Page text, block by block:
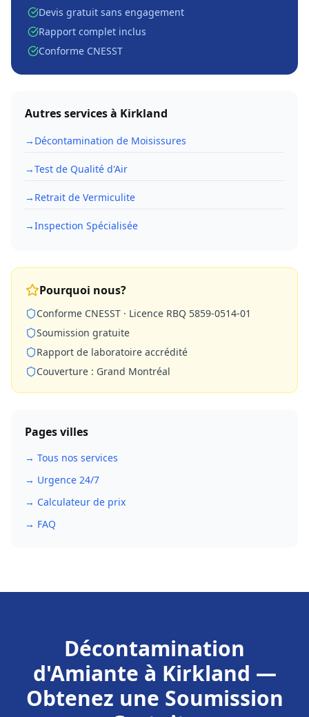
Devis gratuit sans engagement
Rapport complet inclus
Conforme CNESST
Autres services à Kirkland
→ Décontamination de Moisissures
→Test de Qualité d'Air
→ Retrait de Vermiculite
→Inspection Spécialisée
Pourquoi nous?
Conforme CNESST · Licence RBQ 5859-0514-01
Soumission gratuite
Rapport de laboratoire accrédité
Couverture : Grand Montréal
Pages villes
→ Tous nos services
→ Urgence 24/7
→ Calculateur de prix
→ FAQ
Décontamination
d'Amiante à Kirkland —
Obtenez une Soumission